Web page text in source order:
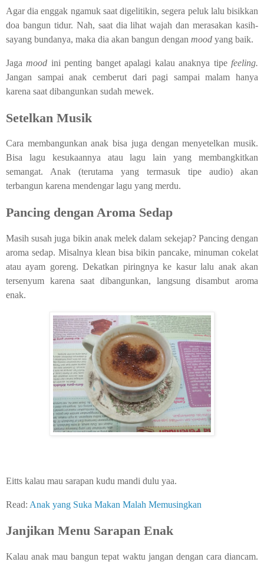
Agar dia enggak ngamuk saat digelitikin, segera peluk lalu bisikkan
doa bangun tidur. Nah, saat dia lihat wajah dan merasakan kasih-
sayang bundanya, maka dia akan bangun dengan mood yang baik.
Jagamood ini penting banget apalagi kalau anaknya tipe feeling.
Jangan sampai anak cemberut dari pagi sampai malam hanya
karena saat dibangunkan sudah mewek.
Setelkan Musik
Cara membangunkan anak bisa juga dengan menyetelkan musik.
Bisa lagu kesukaannya atau lagu lain yang membangkitkan
semangat. Anak (terutama yang termasuk tipe audio) akan
terbangun karena mendengar lagu yang merdu.
Pancing dengan Aroma Sedap
Masih susah juga bikin anak melek dalam sekejap? Pancing dengan
aroma sedap. Misalnya klean bisa bikin pancake, minuman cokelat
atau ayam goreng. Dekatkan piringnya ke kasur lalu anak akan
tersenyum karena saat dibangunkan, langsung disambut aroma
enak.
Eitts kalau mau sarapan kudu mandi dulu yaa.
Read: Anak yang Suka Makan Malah Memusingkan
Janjikan Menu Sarapan Enak
Kalau anak mau bangun tepat waktu jangan dengan cara diancam.